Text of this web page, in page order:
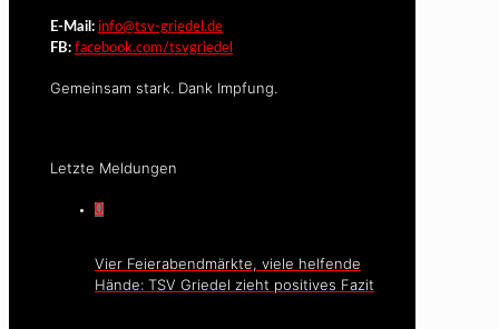
E-Mail: info@tsv-griedel.de
FB: facebook.com/tsvgriedel
Gemeinsam stark. Dank Impfung.
Letzte Meldungen
0
Vier Feierabendmärkte, viele helfende
Hände: TSV Griedel zieht positives Fazit